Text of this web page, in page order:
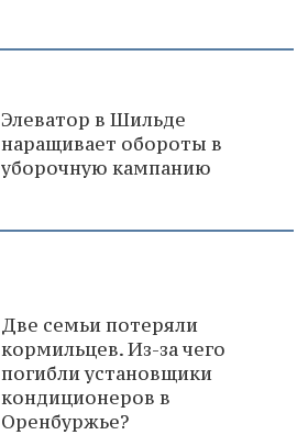
Элеватор в Шильде
наращивает обороты в
уборочную кампанию
Две семьи потеряли
кормильцев. Из-за чего
погибли установщики
кондиционеров в
Оренбуржье?